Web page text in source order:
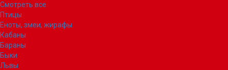
Смотреть все
Птицы
Еноты, змеи, жирафы
Кабаны
Бараны
Быки
Львы